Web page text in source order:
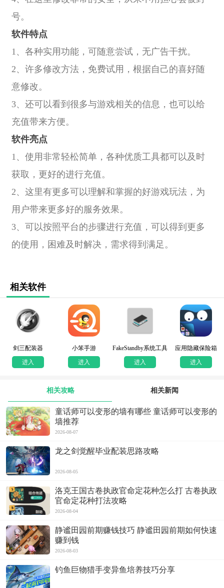
号。
软件特点
1、各种实用功能，可随意尝试，无广告干扰。
2、许多修改方法，免费试用，根据自己的喜好随
意修改。
3、还可以看到很多与游戏相关的信息，也可以给
充值带来方便。
软件亮点
1、使用非常轻松简单，各种优质工具都可以及时
获取，更好的进行充值。
2、这里有更多可以理解和掌握的好游戏玩法，为
用户带来更多好的服务效果。
3、可以按照平台的步骤进行充值，可以得到更多
的使用，困难及时解决，需求得到满足。
相关软件
剑三配装器
进入
小笨手游
进入
FakeStandby系统工具
进入
应用隐藏保险箱
进入
相关攻略 相关新闻
童话师可以变形的墙有哪些 童话师可以变形的
墙推荐
2026-08-07
龙之剑觉醒毕业配装思路攻略
2026-08-05
洛克王国古卷执政官命定花种怎么打 古卷执政
官命定花种打法攻略
2026-08-04
静谧田园前期赚钱技巧 静谧田园前期如何快速
赚到钱
2026-08-03
钓鱼巨物猎手变异鱼培养技巧分享